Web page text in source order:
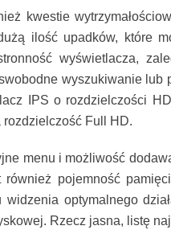
kwestie
ilość upadków, które
wyświetlacza,
wyszukiwanie lub
IPS o rozdzielczości
Full HD.
menu i możliwość
pojemność
optymalnego
Rzecz jasna, listę